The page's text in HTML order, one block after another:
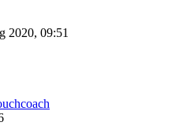
2020, 09:51